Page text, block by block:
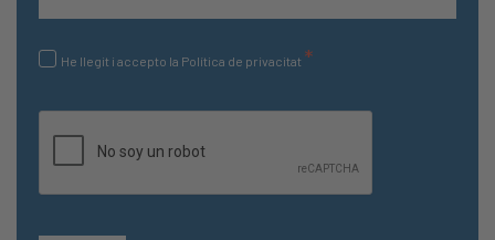
He llegit i accepto la Política de privacitat *